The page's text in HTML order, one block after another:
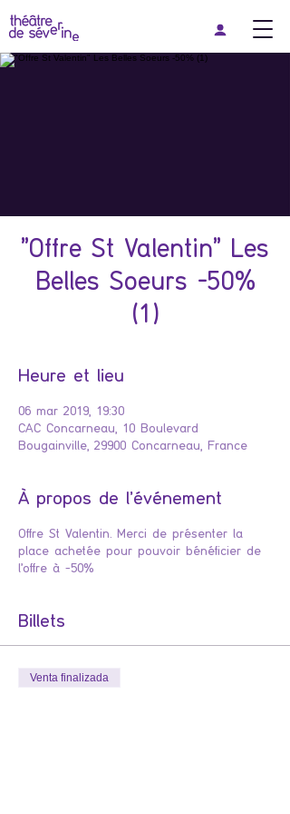
"Offre St Valentin" Les
Belles Soeurs -50%
(1)
Heure et lieu
06 mar 2019, 19:30
CAC Concarneau, 10 Boulevard
Bougainville, 29900 Concarneau, France
À propos de l'événement
Offre St Valentin. Merci de présenter la
place achetée pour pouvoir bénéficier de
l'offre à -50%
Billets
Venta finalizada